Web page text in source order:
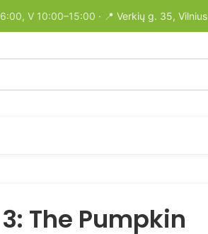
V 10:00–15:00 · 📍 Verkių g. 35, Vilnius
The Pumpkin